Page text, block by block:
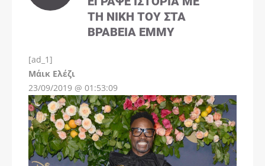
ΤΗ ΝΊΚΗ ΤΟΥ ΣΤΑ
ΒΡΑΒΕΊΑ EMMY
[ad_1]
Μάικ ΕλέζιInstagram
23/09/2019 @ 01:53:09